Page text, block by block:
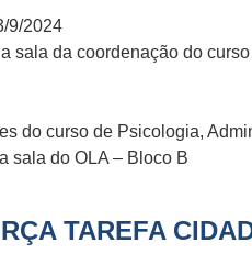
9/2024
sala da coordenação do
do curso de Psicologia,
sala do OLA – Bloco B
TAREFA